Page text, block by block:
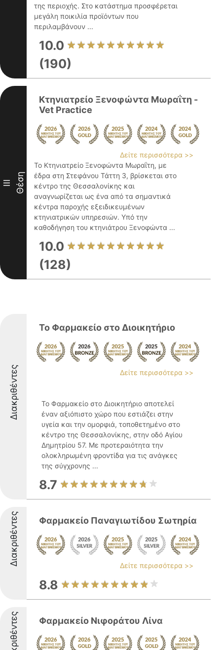
της περιοχής. Στο κατάστημα προσφέρεται
μεγάλη ποικιλία προϊόντων που
περιλαμβάνουν ...
10.0
(190)
III Θέση
Κτηνιατρείο Ξενοφώντα Μωραΐτη -
Vet Practice
Δείτε περισσότερα >>
Το Κτηνιατρείο Ξενοφώντα Μωραΐτη, με
έδρα στη Στεφάνου Τάττη 3, βρίσκεται στο
κέντρο της Θεσσαλονίκης και
αναγνωρίζεται ως ένα από τα σημαντικά
κέντρα παροχής εξειδικευμένων
κτηνιατρικών υπηρεσιών. Υπό την
καθοδήγηση του κτηνιάτρου Ξενοφώντα ...
10.0
(128)
Διακριθέντες
Το Φαρμακείο στο Διοικητήριο
Δείτε περισσότερα >>
Το Φαρμακείο στο Διοικητήριο αποτελεί
έναν αξιόπιστο χώρο που εστιάζει στην
υγεία και την ομορφιά, τοποθετημένο στο
κέντρο της Θεσσαλονίκης, στην οδό Αγίου
Δημητρίου 57. Με προτεραιότητα την
ολοκληρωμένη φροντίδα για τις ανάγκες
της σύγχρονης ...
8.7
Διακριθέντες Φαρμακείο Παναγιωτίδου Σωτηρία
Δείτε περισσότερα >>
8.8
Φαρμακείο Νιφοράτου Λίνα